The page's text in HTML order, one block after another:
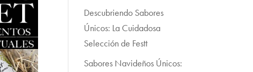
Descubriendo Sabores
Únicos: La Cuidadosa
Selección de Festt
Sabores Navideños Únicos: